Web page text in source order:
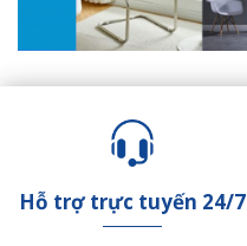
Hỗ trợ trực tuyến 24/7